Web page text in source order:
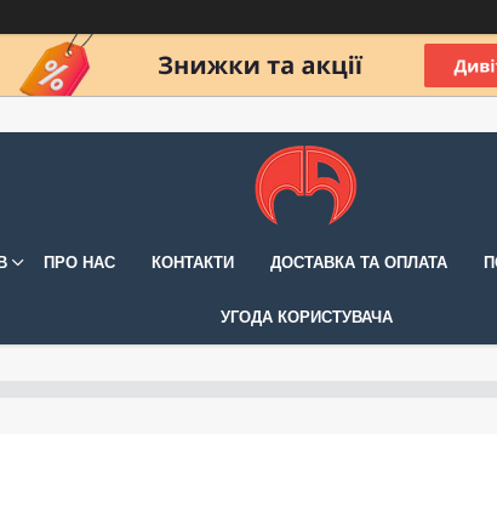
ПРО НАС КОНТАКТИ ДОСТАВКА ТА ОПЛАТА
УГОДА КОРИСТУВАЧА